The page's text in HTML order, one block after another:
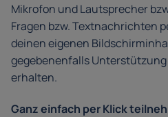
Mikrofon und Lautsprecher
Fragen bzw. Textnachrichten
deinen eigenen
gegebenenfalls
erhalten.
Ganz einfach per Klick